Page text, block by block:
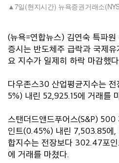
7일(현지시간) 뉴욕증권거래소
(뉴욕=연합뉴스) 김연숙 특파
증시는 반도체주 급락과 국제
요 지수가 일제히 하락 마감했
다우존스30 산업평균지수는
5%) 내린 52,925.15에 거래를
스탠더드앤드푸어스(S&P)
인트(0.45%) 내린 7,503.85에,
합지수는 전장보다 302.47포
에 거래를 마쳤다.